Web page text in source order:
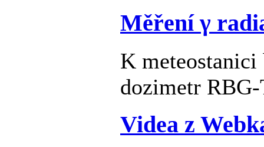
Měření γ
K
dozimetr
Videa z